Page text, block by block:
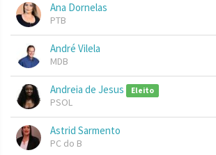
Ana Dornelas
PTB
André Vilela
MDB
Andreia de Jesus Eleito
PSOL
Astrid Sarmento
PC do B